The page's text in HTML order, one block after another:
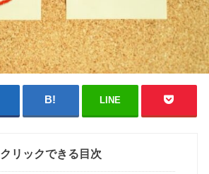
LINE
クリックできる目次